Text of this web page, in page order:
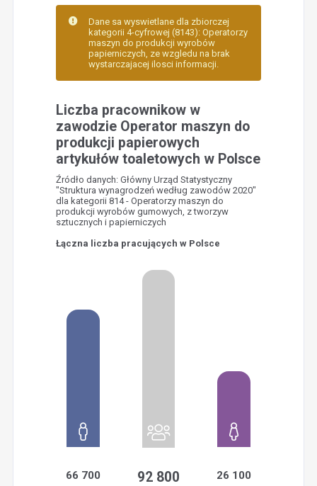
Dane sa wyswietlane dla zbiorczej
kategorii 4-cyfrowej (8143): Operatorzy
maszyn do produkcji wyrobów
papierniczych, ze wzgledu na brak
wystarczajacej ilosci informacji.
Liczba pracownikow w
zawodzie Operator maszyn do
produkcji papierowych
artykułów toaletowych w Polsce
Źródło danych: Główny Urząd Statystyczny
"Struktura wynagrodzeń według zawodów 2020"
dla kategorii 814 - Operatorzy maszyn do
produkcji wyrobów gumowych, z tworzyw
sztucznych i papierniczych
Łączna liczba pracujących w Polsce
66 700 92 800 26 100